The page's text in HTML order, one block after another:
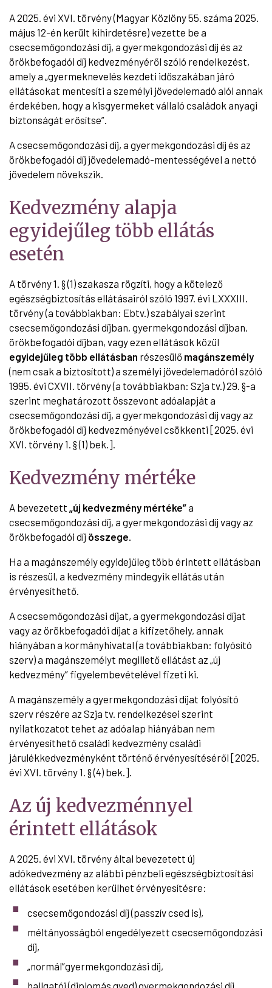
A 2025. évi XVI. törvény (Magyar Közlöny 55. száma 2025.
május 12-én került kihirdetésre) vezette be a
csecsemőgondozási díj, a gyermekgondozási díj és az
örökbefogadói díj kedvezményéről szóló rendelkezést,
amely a „gyermeknevelés kezdeti időszakában járó
ellátásokat mentesíti a személyi jövedelemadó alól annak
érdekében, hogy a kisgyermeket vállaló családok anyagi
biztonságát erősítse”.
A csecsemőgondozási díj, a gyermekgondozási díj és az
örökbefogadói díj jövedelemadó-mentességével a nettó
jövedelem növekszik.
Kedvezmény alapja
egyidejűleg több ellátás
esetén
A törvény 1. § (1) szakasza rögzíti, hogy a kötelező
egészségbiztosítás ellátásairól szóló 1997. évi LXXXIII.
törvény (a továbbiakban: Ebtv.) szabályai szerint
csecsemőgondozási díjban, gyermekgondozási díjban,
örökbefogadói díjban, vagy ezen ellátások közül
egyidejűleg több ellátásban részesülő magánszemély
(nem csak a biztosított) a személyi jövedelemadóról szóló
1995. évi CXVII. törvény (a továbbiakban: Szja tv.) 29. §-a
szerint meghatározott összevont adóalapját a
csecsemőgondozási díj, a gyermekgondozási díj vagy az
örökbefogadói díj kedvezményével csökkenti [2025. évi
XVI. törvény 1. § (1) bek.].
Kedvezmény mértéke
A bevezetett „új kedvezmény mértéke”a
csecsemőgondozási díj, a gyermekgondozási díj vagy az
örökbefogadói díj összege.
Ha a magánszemély egyidejűleg több érintett ellátásban
is részesül, a kedvezmény mindegyik ellátás után
érvényesíthető.
A csecsemőgondozási díjat, a gyermekgondozási díjat
vagy az örökbefogadói díjat a kifizetőhely, annak
hiányában a kormányhivatal (a továbbiakban: folyósító
szerv) a magánszemélyt megillető ellátást az „új
kedvezmény” figyelembevételével fizeti ki.
A magánszemély a gyermekgondozási díjat folyósító
szerv részére az Szja tv. rendelkezései szerint
nyilatkozatot tehet az adóalap hiányában nem
érvényesíthető családi kedvezmény családi
járulékkedvezményként történő érvényesítéséről [2025.
évi XVI. törvény 1. § (4) bek.].
Az új kedvezménnyel
érintett ellátások
A 2025. évi XVI. törvény által bevezetett új
adókedvezmény az alábbi pénzbeli egészségbiztosítási
ellátások esetében kerülhet érvényesítésre:
csecsemőgondozási díj (passzív csed is),
méltányosságból engedélyezett csecsemőgondozási
díj,
„normál”gyermekgondozási díj,
hallgatói (diplomás gyed) gyermekgondozási díj,